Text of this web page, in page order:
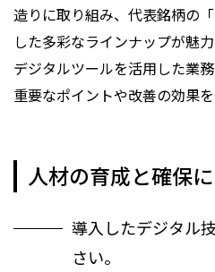
造りに取り組み、代表銘柄の
した多彩なラインナップが魅力
デジタルツールを活用した業
重要なポイントや改善の効果を
人材の育成と確保
導入したデジタル
さい。